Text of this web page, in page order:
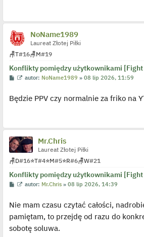
p
j
e
y
c
z
o
s
NoName1989
Laureat Złotej Piłki
🪑T#16🪑M#19
Konflikty pomiędzy użytkownikami [Fight
P
t
W
w
p
o
j
e
y
c
z
o
s
t
autor: NoName1989 »08 lip 2026, 11:59
Będzie PPV czy normalnie za friko na
Mr.Chris
Laureat Złotej Piłki
🪑D#16⭐T#4⭐M#5⭐R#6🪑W#21
Konflikty pomiędzy użytkownikami [Fight
P
t
W
w
e
l
autor: Mr.Chris »08 lip 2026, 14:39
Nie mam czasu czytać całości,
pamiętam, to przejdę od razu do
sobotę soluwa.